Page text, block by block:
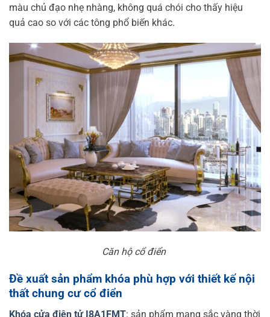
màu chủ đạo nhẹ nhàng, không quá chói cho thấy hiệu
quả cao so với các tông phổ biến khác.
Căn hộ cổ điển
Đề xuất sản phẩm khóa phù hợp với thiết kế nội
thất chung cư cổ điển
Khóa cửa điện tử I8A1FMT: sản phẩm mang sắc vàng thời